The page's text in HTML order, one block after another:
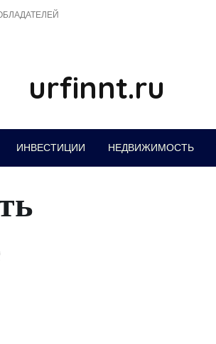
urfinnt.ru
ИНВЕСТИЦИИ НЕДВИЖИМОСТЬ